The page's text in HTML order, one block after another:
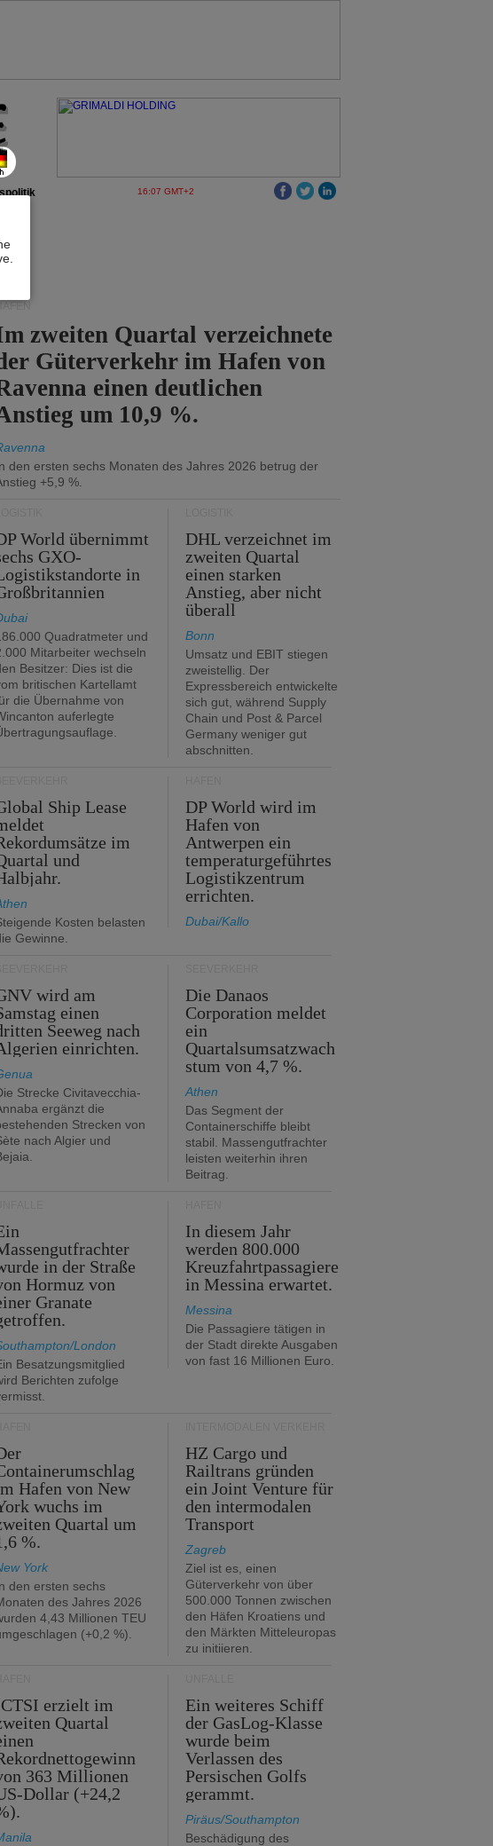
16:07 GMT+2
HÄFEN
zweiten Quartal verzeichnete
Güterverkehr im Hafen von
einen deutlichen
um 10,9 %.
den ersten sechs Monaten des Jahres 2026 betrug der
+5,9 %.
World übernimmt
GXO-
in
Quadratmeter und
Mitarbeiter wechseln
Besitzer: Dies ist die
britischen Kartellamt
die Übernahme von
auferlegte
DHL verzeichnet im
zweiten Quartal
einen starken
Anstieg, aber nicht
überall
Bonn
Umsatz und EBIT stiegen
zweistellig. Der
Expressbereich entwickelte
sich gut, während Supply
Chain und Post & Parcel
Germany weniger gut
abschnitten.
Ship Lease
im
und
Kosten belasten
Gewinne.
DP World wird im
Hafen von
Antwerpen ein
temperaturgeführtes
Logistikzentrum
errichten.
Dubai/Kallo
wird am
einen
Seeweg nach
einrichten.
Strecke Civitavecchia-
ergänzt die
Strecken von
nach Algier und
Die Danaos
Corporation meldet
ein
Quartalsumsatzwach
stum von 4,7 %.
Athen
Das Segment der
Containerschiffe bleibt
stabil. Massengutfrachter
leisten weiterhin ihren
Beitrag.
in der Straße
Hormuz von
Granate
London
Besatzungsmitglied
Berichten zufolge
In diesem Jahr
werden 800.000
Kreuzfahrtpassagiere
in Messina erwartet.
Messina
Die Passagiere tätigen in
der Stadt direkte Ausgaben
von fast 16 Millionen Euro.
Hafen von New
wuchs im
Quartal um
%.
York
den ersten sechs
des Jahres 2026
4,43 Millionen TEU
(+0,2 %).
HZ Cargo und
Railtrans gründen
ein Joint Venture für
den intermodalen
Transport
Zagreb
Ziel ist es, einen
Güterverkehr von über
500.000 Tonnen zwischen
den Häfen Kroatiens und
den Märkten Mitteleuropas
zu initiieren.
erzielt im
Quartal
363 Millionen
Dollar (+24,2
Ein weiteres Schiff
der GasLog-Klasse
wurde beim
Verlassen des
Persischen Golfs
gerammt.
Piräus/Southampton
Beschädigung des